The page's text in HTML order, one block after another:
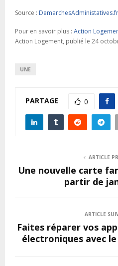
Source : DemarchesAdministatives.fr
Pour en savoir plus : Action
Action Logement, publié le 24
UNE
PARTAGE 0
ARTICLE
Une nouvelle carte
partir de
ARTICLE
Faites réparer vos
électroniques avec